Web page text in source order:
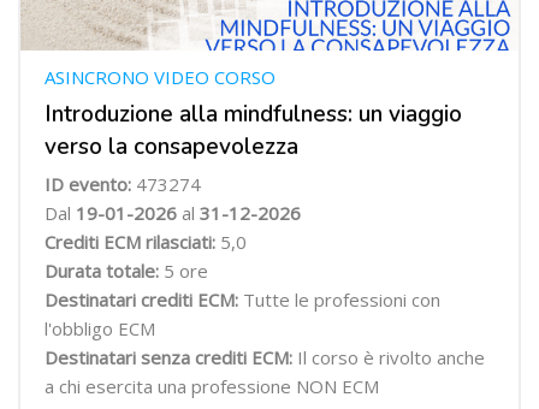
Introduzione alla mindfulness: un viaggio
verso la consapevolezza
ASINCRONO VIDEO CORSO
ID evento: 473274
Dal 19-01-2026 al 31-12-2026
Crediti ECM rilasciati: 5,0
Durata totale: 5 ore
Destinatari crediti ECM: Tutte le professioni con
l'obbligo ECM
Destinatari senza crediti ECM: Il corso è rivolto anche
a chi esercita una professione NON ECM